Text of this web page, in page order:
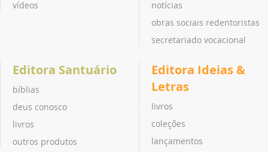
vídeos
notícias
obras sociais redentoristas
secretariado vocacional
Editora Santuário
bíblias
deus conosco
livros
outros produtos
Editora Ideias &
Letras
livros
coleções
lançamentos